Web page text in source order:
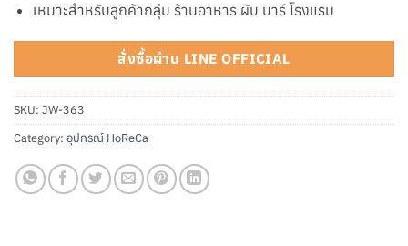
เหมาะสำหรับลูกค้ากลุ่ม ร้านอาหาร ผับ บาร์ โรงแรม
สั่งซื้อผ่าน LINE OFFICIAL
SKU: JW-363
Category: อุปกรณ์ HoReCa